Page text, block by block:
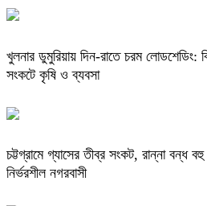
খুলনার ডুমুরিয়ায় দিন-রাতে চরম লোডশেডিং:
সংকটে কৃষি ও ব্যবসা
চট্টগ্রামে গ্যাসের তীব্র সংকট, রান্না বন্ধ
নির্ভরশীল নগরবাসী